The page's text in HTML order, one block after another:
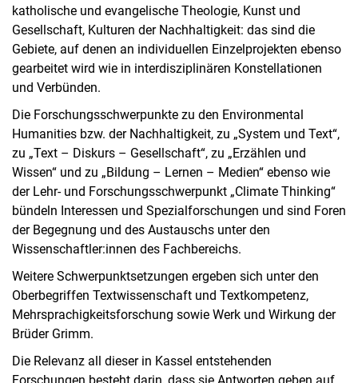
katholische und evangelische Theologie, Kunst und
Gesellschaft, Kulturen der Nachhaltigkeit: das sind die
Gebiete, auf denen an individuellen Einzelprojekten ebenso
gearbeitet wird wie in interdisziplinären Konstellationen
und Verbünden.
Die Forschungsschwerpunkte zu den Environmental
Humanities bzw. der Nachhaltigkeit, zu „System und Text“,
zu „Text – Diskurs – Gesellschaft“, zu „Erzählen und
Wissen“ und zu „Bildung – Lernen – Medien“ ebenso wie
der Lehr- und Forschungsschwerpunkt „Climate Thinking“
bündeln Interessen und Spezialforschungen und sind Foren
der Begegnung und des Austauschs unter den
Wissenschaftler:innen des Fachbereichs.
Weitere Schwerpunktsetzungen ergeben sich unter den
Oberbegriffen Textwissenschaft und Textkompetenz,
Mehrsprachigkeitsforschung sowie Werk und Wirkung der
Brüder Grimm.
Die Relevanz all dieser in Kassel entstehenden